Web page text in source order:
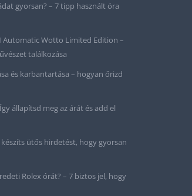
gyorsan? – 7 tipp használt óra
Automatic Wotto Limited Edition –
találkozása
és karbantartása – hogyan őrizd
állapítsd meg az árát és add el
ütős hirdetést, hogy gyorsan
Rolex órát? – 7 biztos jel, hogy